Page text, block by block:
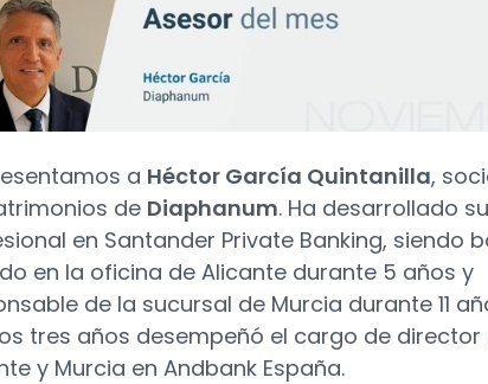
a Héctor García Quintanilla,
de Diaphanum. Ha desarrollado
en Santander Private Banking, siendo
en la oficina de Alicante durante 5 años y
de la sucursal de Murcia durante 11
tres años desempeñó el cargo de director
y Murcia en Andbank España.